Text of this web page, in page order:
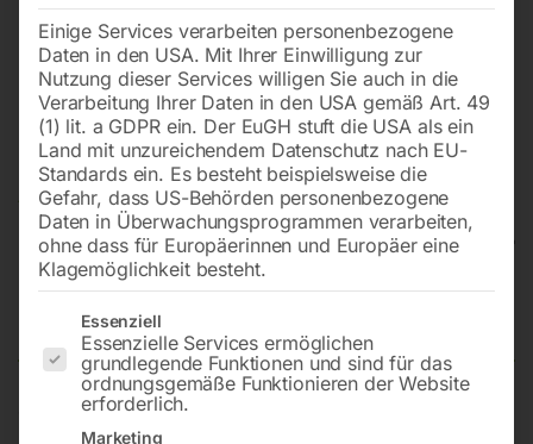
Axialventilator MVT 200 P
Tragbares Gerät mit Lufttransportschlauch in einer
Einige Services verarbeiten personenbezogene
Daten in den USA. Mit Ihrer Einwilligung zur
Nutzung dieser Services willigen Sie auch in die
Verarbeitung Ihrer Daten in den USA gemäß Art. 49
(1) lit. a GDPR ein. Der EuGH stuft die USA als ein
Land mit unzureichendem Datenschutz nach EU-
Standards ein. Es besteht beispielsweise die
Gefahr, dass US-Behörden personenbezogene
Daten in Überwachungsprogrammen verarbeiten,
ohne dass für Europäerinnen und Europäer eine
Klagemöglichkeit besteht.
Es folgt eine Liste der Service-Gruppen, für die eine
Essenziell
Essenzielle Services ermöglichen
grundlegende Funktionen und sind für das
ordnungsgemäße Funktionieren der Website
erforderlich.
Marketing